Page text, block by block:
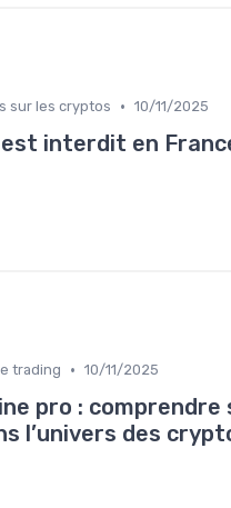
sur les cryptos • 10/11/2025
interdit en
trading • 10/11/2025
pro :
l’univers des